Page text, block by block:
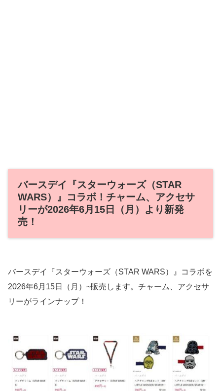
バースデイ『スターウォーズ（STAR
WARS）』コラボ！チャーム、アクセサ
リーが2026年6月15日（月）より新発
売！
バースデイ『スターウォーズ（STAR WARS）』コラボを
2026年6月15日（月）~販売します。チャーム、アクセサ
リーがラインナップ！